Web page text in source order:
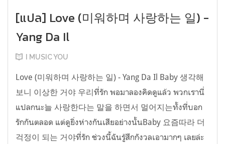
[แปล] Love (미워하며 사랑하는 일) -
Yang Da Il
I MUSIC YOU
Love (미워하며 사랑하는 일) - Yang Da Il Baby 생각해
보니 이상한 거야 우리ที่รัก พอมาลองคิดดูแล้ว พวกเรานี่
แปลกนะ늘 사랑한다는 말을 하면서 멀어지는ทั้งที่บอก
รักกันตลอด แต่ดูยิ่งห่างกันเสียอย่างนั้นBaby 요즘따라 더
걱정이 되는 거야ที่รัก ช่วงนี้ฉันรู้สึกกังวลเอามากๆ เลยล่ะ